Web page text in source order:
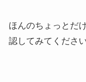
ほんのちょっとだ
認してみてください